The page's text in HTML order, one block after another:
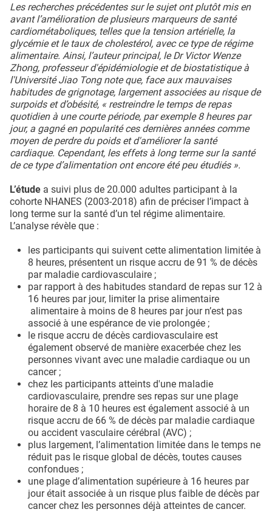
Les recherches précédentes sur le sujet ont plutôt mis en
avant l’amélioration de plusieurs marqueurs de santé
cardiométaboliques, telles que la tension artérielle, la
glycémie et le taux de cholestérol, avec ce type de régime
alimentaire. Ainsi, l’auteur principal, le Dr Victor Wenze
Zhong, professeur d'épidémiologie et de biostatistique à
l'Université Jiao Tong note que, face aux mauvaises
habitudes de grignotage, largement associées au risque de
surpoids et d’obésité, « restreindre le temps de repas
quotidien à une courte période, par exemple 8 heures par
jour, a gagné en popularité ces dernières années comme
moyen de perdre du poids et d'améliorer la santé
cardiaque. Cependant, les effets à long terme sur la santé
de ce type d’alimentation ont encore été peu étudiés ».
L’étude a suivi plus de 20.000 adultes participant à la
cohorte NHANES (2003-2018) afin de préciser l’impact à
long terme sur la santé d’un tel régime alimentaire.
L’analyse révèle que :
les participants qui suivent cette alimentation limitée à
8 heures, présentent un risque accru de 91 % de décès
par maladie cardiovasculaire ;
par rapport à des habitudes standard de repas sur 12 à
16 heures par jour, limiter la prise alimentaire
alimentaire à moins de 8 heures par jour n’est pas
associé à une espérance de vie prolongée ;
le risque accru de décès cardiovasculaire est
également observé de manière exacerbée chez les
personnes vivant avec une maladie cardiaque ou un
cancer ;
chez les participants atteints d'une maladie
cardiovasculaire, prendre ses repas sur une plage
horaire de 8 à 10 heures est également associé à un
risque accru de 66 % de décès par maladie cardiaque
ou accident vasculaire cérébral (AVC) ;
plus largement, l’alimentation limitée dans le temps ne
réduit pas le risque global de décès, toutes causes
confondues ;
une plage d’alimentation supérieure à 16 heures par
jour était associée à un risque plus faible de décès par
cancer chez les personnes déjà atteintes de cancer.